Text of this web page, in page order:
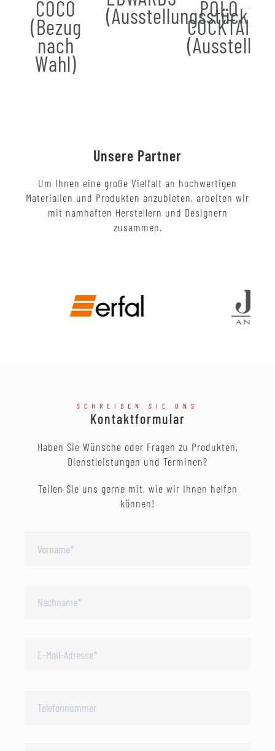
COCO
(Bezug
nach
Wahl)
(Ausstellungsstück)
POLO
COCKTAIL
Unsere Partner
Um Ihnen eine große Vielfalt an hochwertigen
Materialien und Produkten anzubieten, arbeiten wir
mit namhaften Herstellern und Designern
zusammen.
SCHREIBEN SIE UNS
Kontaktformular
Haben Sie Wünsche oder Fragen zu Produkten,
Dienstleistungen und Terminen?
Teilen Sie uns gerne mit, wie wir Ihnen helfen
können!